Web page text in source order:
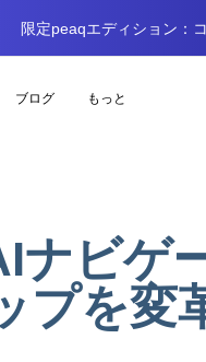
限定peaqエディション：
ブログ もっと
ナビゲ
プを変